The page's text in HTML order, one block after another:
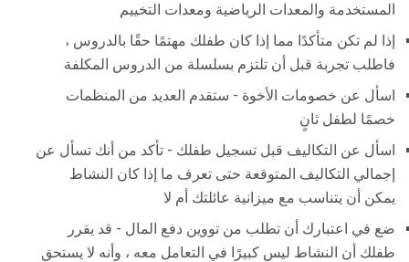
المستخدمة والمعدات الرياضية ومعدات التخييم
إذا لم تكن متأكدًا مما إذا كان طفلك مهتمًا حقًا بالدروس ،
فاطلب تجربة قبل أن تلتزم بسلسلة من الدروس المكلفة
اسأل عن خصومات الأخوة - ستقدم العديد من المنظمات
خصمًا لطفل ثانٍ
اسأل عن التكاليف قبل تسجيل طفلك - تأكد من أنك تسأل عن
إجمالي التكاليف المتوقعة حتى تعرف ما إذا كان النشاط
يمكن أن يتناسب مع ميزانية عائلتك أم لا
ضع في اعتبارك أن تطلب من تووين دفع المال - قد يقرر
طفلك أن النشاط ليس كبيرًا في التعامل معه ، وأنه لا يستحق